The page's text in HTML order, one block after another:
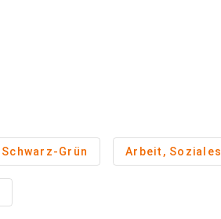
Schwarz-Grün Arbeit, Soziales